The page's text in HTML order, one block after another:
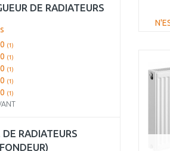
DE RADIATEURS
(1)
(1)
(1)
(1)
(1)
(1)
(1)
DE RADIATEURS